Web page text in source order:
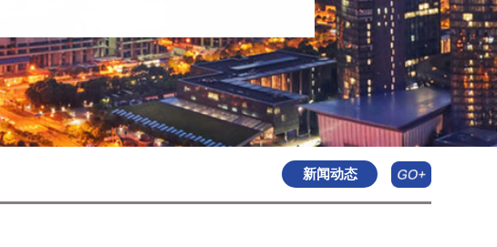
新闻动态